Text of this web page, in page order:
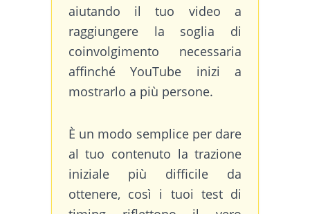
aiutando il tuo video a
raggiungere la soglia di
coinvolgimento necessaria
affinché YouTube inizi a
mostrarlo a più persone.
È un modo semplice per dare
al tuo contenuto la trazione
iniziale più difficile da
ottenere, così i tuoi test di